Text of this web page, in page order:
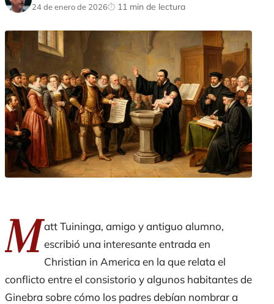
24 de enero de 2026 11 min de lectura
M att Tuininga, amigo y antiguo alumno,
escribió una interesante entrada en
Christian in America en la que relata el
conflicto entre el consistorio y algunos habitantes de
Ginebra sobre cómo los padres debían nombrar a